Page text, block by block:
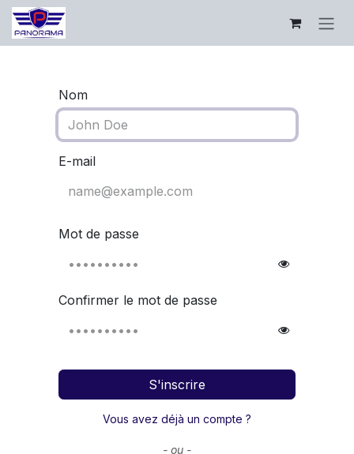
Se rendre au contenu
Nom
E-mail
Mot de passe
Confirmer le mot de passe
S'inscrire
Vous avez déjà un compte ?
- ou -